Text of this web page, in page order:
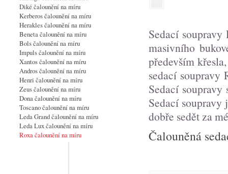
Sedací
masivního
především
sedací
Sedací
Sedací
dobře sedět za
Čalouněná
Diké čalounění na míru
Kerberos čalounění na míru
Herakles čalounění na míru
Beneta čalounění na míru
Bols čalounění na míru
Impuls čalounění na míru
Xantos čalounění na míru
Andros čalounění na míru
Henri čalounění na míru
Zeus čalounění na míru
Dona čalounění na míru
Toscano čalounění na míru
Leda Grand čalounění na míru
Leda Lux čalounění na míru
Roxa čalounění na míru